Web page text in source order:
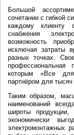
Большой
сочетании с гибкой
каждому клиенту
снабжения
возможность
исключая затраты
разных точках.
которым «Все для
партнёром для тысяч
Таким образом,
наименований
широты
экономически
электромонтажных